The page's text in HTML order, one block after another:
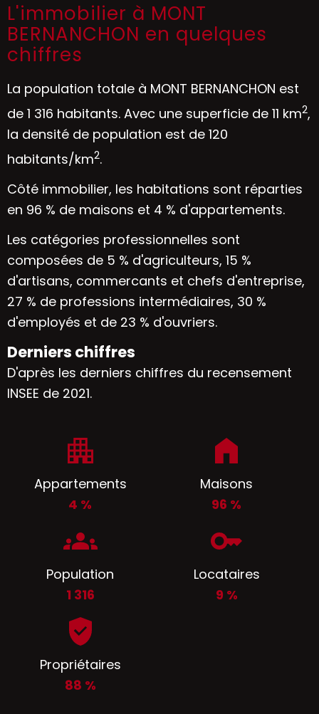
L'immobilier à MONT
BERNANCHON en quelques
chiffres
La population totale à MONT BERNANCHON est
de 1 316 habitants. Avec une superficie de 11 km2,
la densité de population est de 120
habitants/km2.
Côté immobilier, les habitations sont réparties
en 96 % de maisons et 4 % d'appartements.
Les catégories professionnelles sont
composées de 5 % d'agriculteurs, 15 %
d'artisans, commercants et chefs d'entreprise,
27 % de professions intermédiaires, 30 %
d'employés et de 23 % d'ouvriers.
Derniers chiffres
D'après les derniers chiffres du recensement
INSEE de 2021.
Appartements
4 %
Maisons
96 %
Population
1 316
Locataires
9 %
Propriétaires
88 %